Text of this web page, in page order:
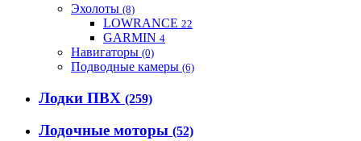
Эхолоты (8)
LOWRANCE 22
GARMIN 4
Навигаторы (0)
Подводные камеры (6)
Лодки ПВХ (259)
Лодочные моторы (52)